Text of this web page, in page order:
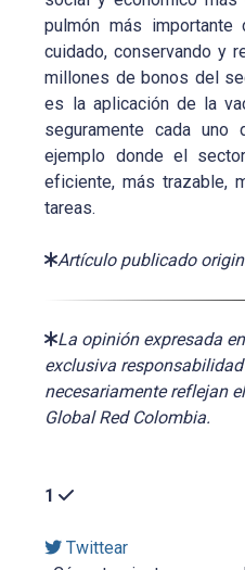
pulmón más
cuidado, conservando y
millones de bonos del
es la aplicación de la
seguramente cada
ejemplo donde el
eficiente, más trazable,
tareas.
Artículo publicado
La opinión expresada
exclusiva
necesariamente reflejan
Global Red Colombia.
1
Twittear